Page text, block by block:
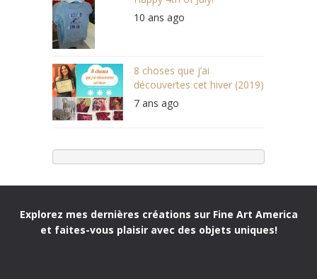
10 ans ago
8 choses que j’ai
découvertes cet hiver (2019)
7 ans ago
Explorez mes dernières créations sur Fine Art America
et faites-vous plaisir avec des objets uniques!